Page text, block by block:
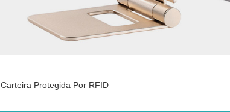
Carteira Protegida Por RFID